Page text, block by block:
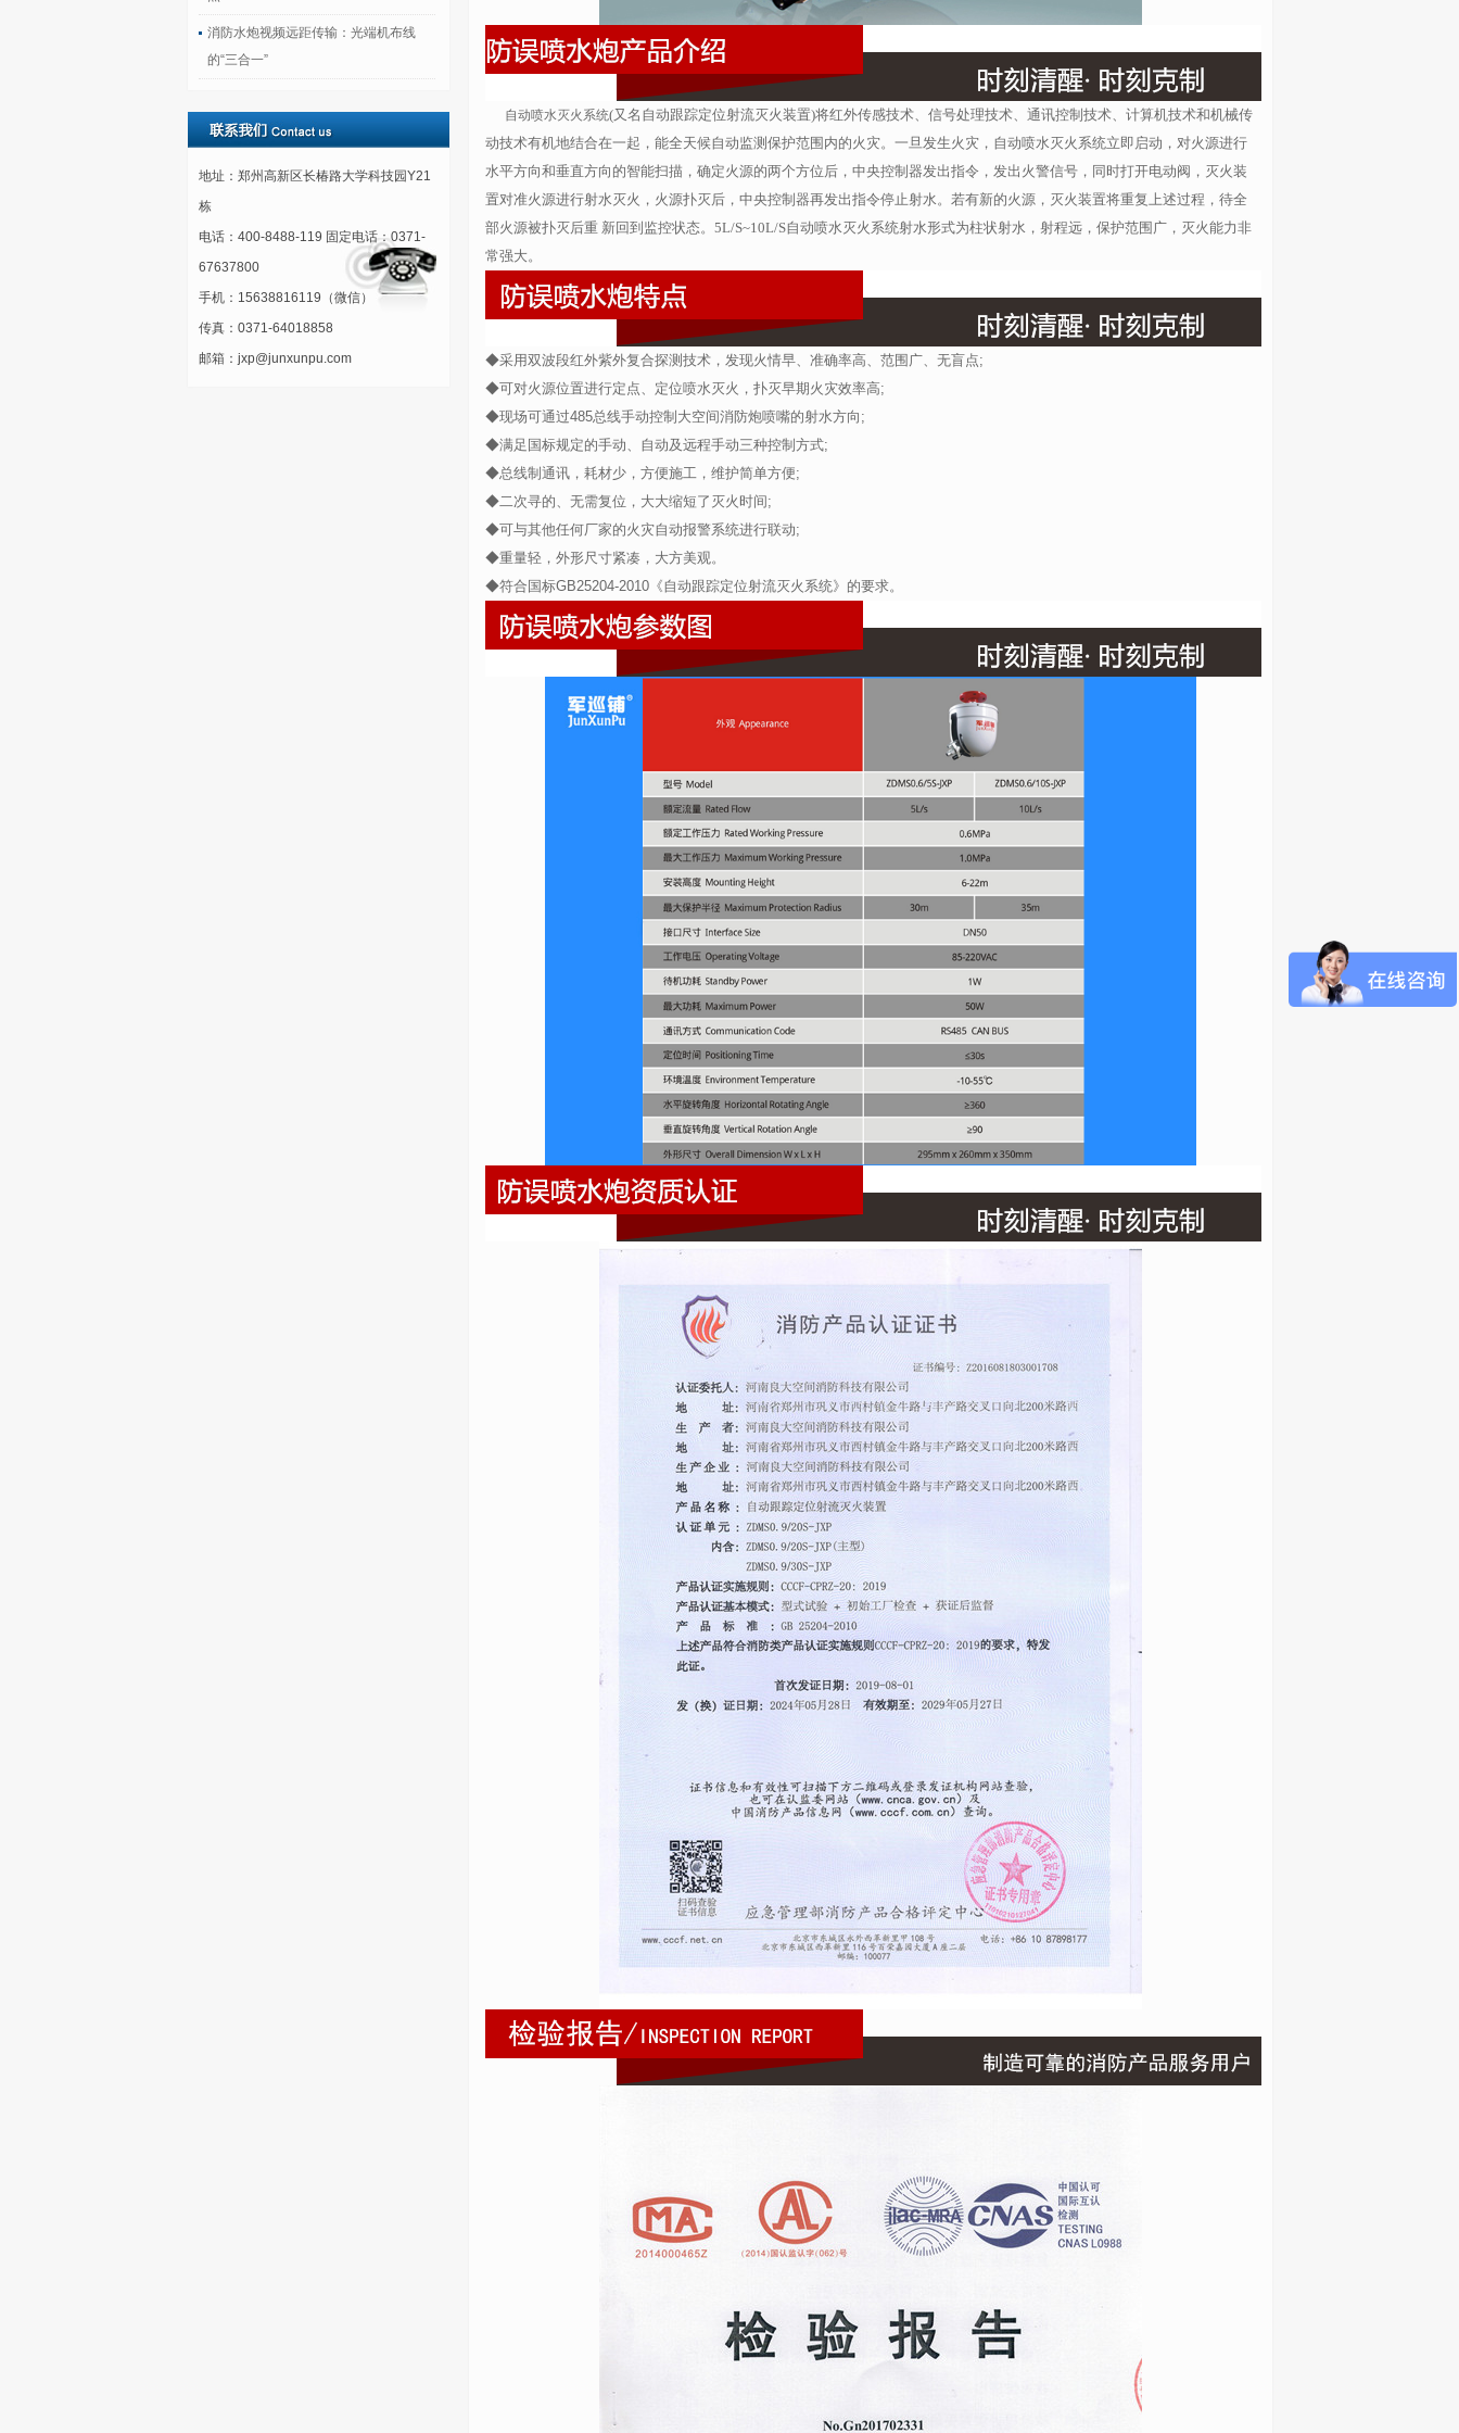
消防水炮视频远距传输：光端机布线
的“三合一”
地址：郑州高新区长椿路大学科技园Y21
栋
电话：400-8488-119 固定电话：0371-
67637800
手机：15638816119（微信）
传真：0371-64018858
邮箱：jxp@junxunpu.com
自动喷水灭火系统(又名自动跟踪定位射流灭火装置)将红外传感技术、信号处理技术、通讯控制技术、计算机技术和机械传
动技术有机地结合在一起，能全天候自动监测保护范围内的火灾。一旦发生火灾，自动喷水灭火系统立即启动，对火源进行
水平方向和垂直方向的智能扫描，确定火源的两个方位后，中央控制器发出指令，发出火警信号，同时打开电动阀，灭火装
置对准火源进行射水灭火，火源扑灭后，中央控制器再发出指令停止射水。若有新的火源，灭火装置将重复上述过程，待全
部火源被扑灭后重 新回到监控状态。5L/S~10L/S自动喷水灭火系统射水形式为柱状射水，射程远，保护范围广，灭火能力非
常强大。
◆采用双波段红外紫外复合探测技术，发现火情早、准确率高、范围广、无盲点;
◆可对火源位置进行定点、定位喷水灭火，扑灭早期火灾效率高;
◆现场可通过485总线手动控制大空间消防炮喷嘴的射水方向;
◆满足国标规定的手动、自动及远程手动三种控制方式;
◆总线制通讯，耗材少，方便施工，维护简单方便;
◆二次寻的、无需复位，大大缩短了灭火时间;
◆可与其他任何厂家的火灾自动报警系统进行联动;
◆重量轻，外形尺寸紧凑，大方美观。
◆符合国标GB25204-2010《自动跟踪定位射流灭火系统》的要求。